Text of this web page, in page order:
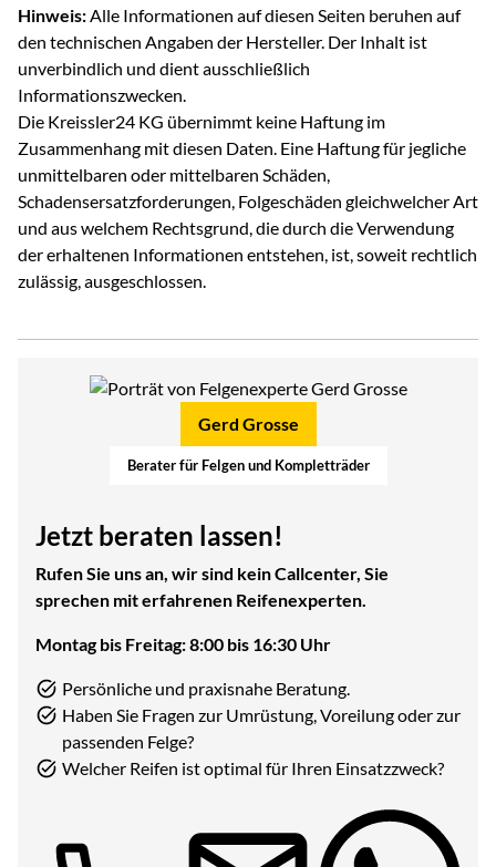
Hinweis: Alle Informationen auf diesen Seiten beruhen auf
den technischen Angaben der Hersteller. Der Inhalt ist
unverbindlich und dient ausschließlich
Informationszwecken.
Die Kreissler24 KG übernimmt keine Haftung im
Zusammenhang mit diesen Daten. Eine Haftung für jegliche
unmittelbaren oder mittelbaren Schäden,
Schadensersatzforderungen, Folgeschäden gleichwelcher Art
und aus welchem Rechtsgrund, die durch die Verwendung
der erhaltenen Informationen entstehen, ist, soweit rechtlich
zulässig, ausgeschlossen.
Gerd Grosse
Berater für Felgen und Kompletträder
Jetzt beraten lassen!
Rufen Sie uns an, wir sind kein Callcenter, Sie
sprechen mit erfahrenen Reifenexperten.
Montag bis Freitag: 8:00 bis 16:30 Uhr
Persönliche und praxisnahe Beratung.
Haben Sie Fragen zur Umrüstung, Voreilung oder zur
passenden Felge?
Welcher Reifen ist optimal für Ihren Einsatzzweck?